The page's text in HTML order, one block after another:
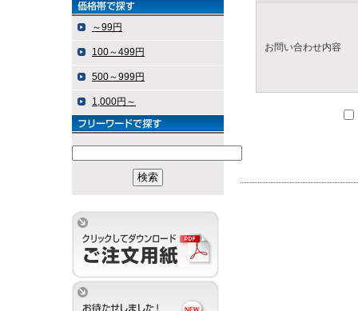
～99円
100～499円
500～999円
1,000円～
お問い合わせ内容